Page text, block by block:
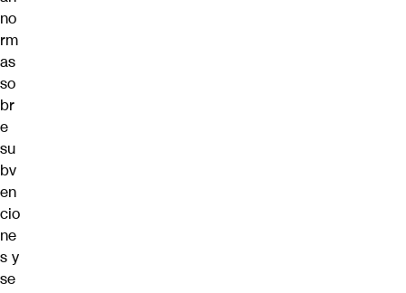
no
rm
as
so
br
e
su
bv
en
cio
ne
s y
se